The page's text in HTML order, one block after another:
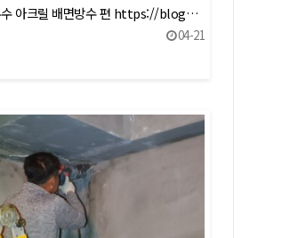
수 아크릴 배면방수 편 https://blog…
04-21